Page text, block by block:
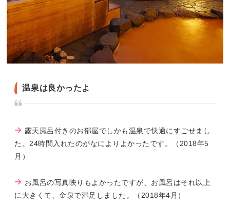
温泉は良かったよ
露天風呂付きのお部屋でしかも温泉で快適にすごせまし
た。24時間入れたのがなによりよかったです。（2018年5
月）
お風呂の写真映りもよかったですが、お風呂はそれ以上
に大きくて、金泉で満足しました。（2018年4月）